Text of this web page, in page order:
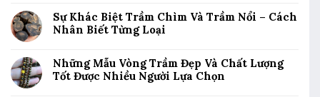
Sự Khác Biệt Trầm Chìm Và Trầm Nổi – Cách
Nhân Biết Từng Loại
Những Mẫu Vòng Trầm Đẹp Và Chất Lượng
Tốt Được Nhiều Người Lựa Chọn